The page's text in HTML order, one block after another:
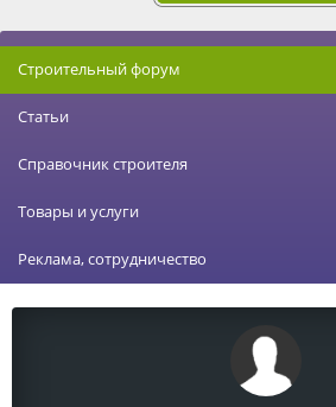
Строительный форум
Статьи
Справочник строителя
Товары и услуги
Реклама, сотрудничество